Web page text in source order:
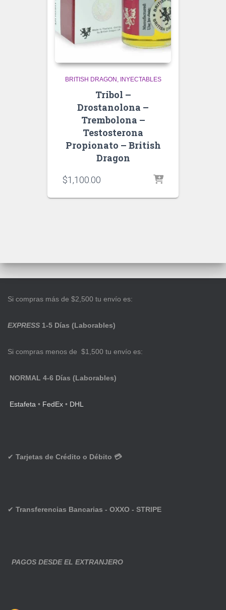
BRITISH DRAGON INYECTABLES
Tribol –
Drostanolona –
Trembolona –
Testosterona
Propionato – British
Dragon
$1,100.00
Si compras más de $2,500 tu envío es:
EXPRESS 1-5 Días (Laborables)
Si compras menos de $1,500 tu envío es:
NORMAL 4-6 Días (Laborables)
Estafeta • FedEx • DHL
✔ Tarjetas de Crédito o Débito 💳
✔ Transferencias Bancarias - OXXO - STRIPE
PAGOS DESDE EL EXTRANJERO